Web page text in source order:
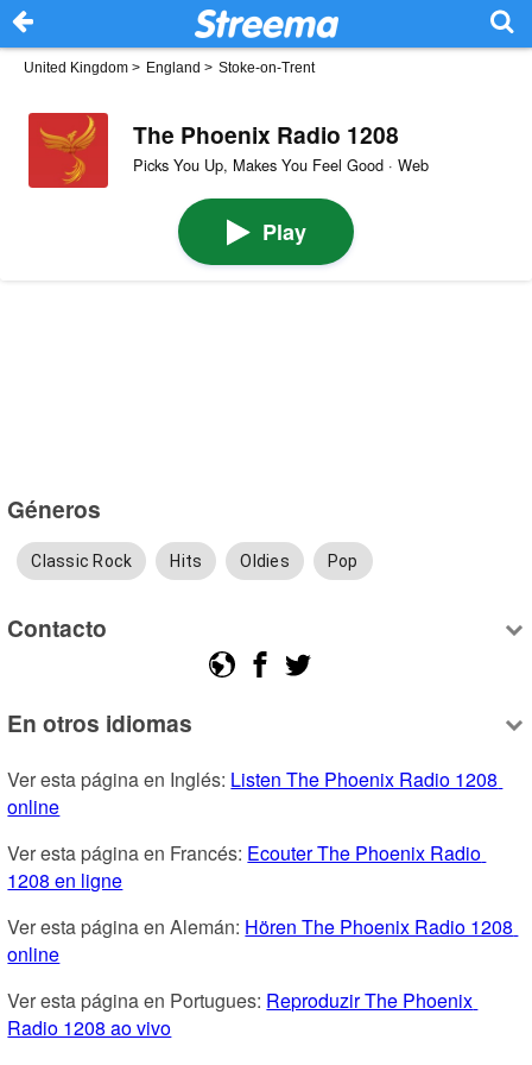
United Kingdom > England > Stoke-on-Trent
The Phoenix Radio 1208
Picks You Up, Makes You Feel Good · Web
Play
Géneros
Classic Rock Hits Oldies Pop
Contacto
En otros idiomas
Ver esta página en Inglés: Listen The Phoenix Radio 1208
online
Ver esta página en Francés: Ecouter The Phoenix Radio
1208 en ligne
Ver esta página en Alemán: Hören The Phoenix Radio 1208
online
Ver esta página en Portugues: Reproduzir The Phoenix
Radio 1208 ao vivo